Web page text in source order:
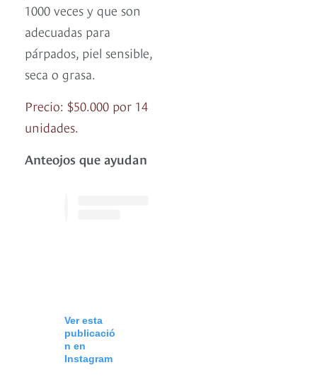
1000 veces y que son
adecuadas para
párpados, piel sensible,
seca o grasa.
Precio: $50.000 por 14
unidades.
Anteojos que ayudan
Ver esta
publicació
n en
Instagram